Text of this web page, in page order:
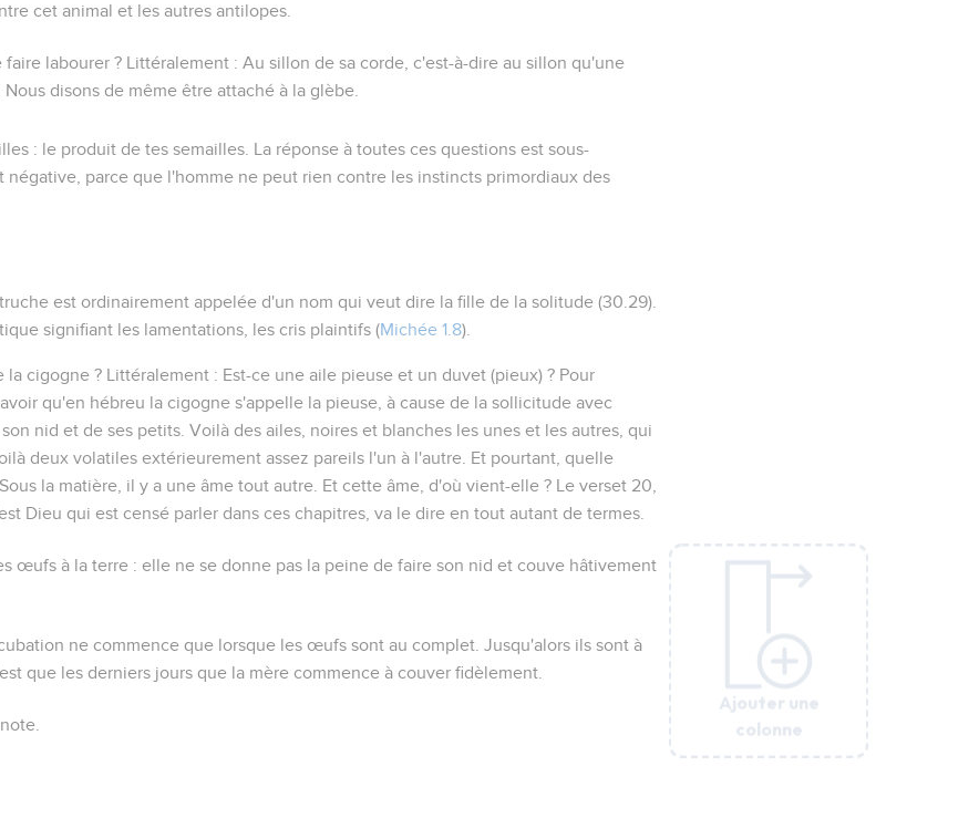
Ajouter une
colonne
cet animal et les autres antilopes.
labourer ? Littéralement :Au sillon de sa corde , c'est-à-dire au sillon qu'une
disons de même être attaché à la glèbe.
: le produit de tes semailles. La réponse à toutes ces questions est sous-
négative, parce que l'homme ne peut rien contre les instincts primordiaux des
est ordinairement appelée d'un nom qui veut dire la fille de la solitude (30.29).
signifiant les lamentations, les cris plaintifs (Michée 1.8).
la cigogne ? Littéralement : Est-ce une aile pieuse et un duvet (pieux) ? Pour
qu'en hébreu la cigogne s'appelle la pieuse , à cause de la sollicitude avec
nid et de ses petits. Voilà des ailes, noires et blanches les unes et les autres, qui
deux volatiles extérieurement assez pareils l'un à l'autre. Et pourtant, quelle
la matière, il y a une âme tout autre. Et cette âme, d'où vient-elle ? Le verset 20,
Dieu qui est censé parler dans ces chapitres, va le dire en tout autant de termes.
œufs à la terre : elle ne se donne pas la peine de faire son nid et couve hâtivement
ne commence que lorsque les œufs sont au complet. Jusqu'alors ils sont à
que les derniers jours que la mère commence à couver fidèlement.
, note.
Ajouter une
colonne
Ajouter une
colonne
Ajouter une
colonne
Ajouter une
colonne